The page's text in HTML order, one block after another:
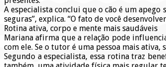
A especialista conclui que o cão é um apego
seguras”, explica. “O fato de você
Rotina ativa, corpo e mente mais saudáveis
Mariana afirma que a relação pode
com ele. Se o tutor é uma pessoa mais
Segundo a especialista, essa rotina traz